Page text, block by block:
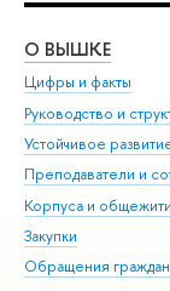
О ВЫШКЕ
Цифры и факты
Руководство и
Устойчивое
Преподаватели и
Корпуса и
Закупки
Обращения